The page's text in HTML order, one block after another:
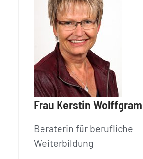
Frau Kerstin
Beraterin für berufliche
Weiterbildung